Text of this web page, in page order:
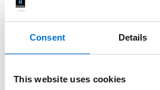
Consent Details
This website uses cookies